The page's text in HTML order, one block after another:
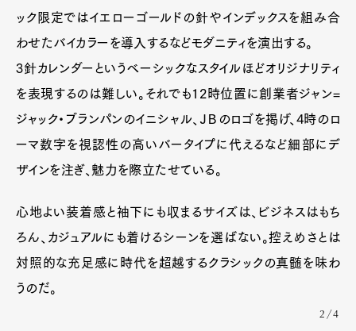
ック限定ではイエローゴールドの針やインデックスを組み合
わせたバイカラーを導入するなどモダニティを演出する。
3針カレンダーというベーシックなスタイルほどオリジナリティ
を表現するのは難しい。それでも12時位置に創業者ジャン=
ジャック・ブランパンのイニシャル、ＪＢのロゴを掲げ、4時のロ
ーマ数字を視認性の高いバータイプに代えるなど細部にデ
ザインを注ぎ、魅力を際立たせている。
心地よい装着感と袖下にも収まるサイズは、ビジネスはもち
ろん、カジュアルにも着けるシーンを選ばない。控えめさとは
対照的な充足感に時代を超越するクラシックの真髄を味わ
うのだ。
2/4